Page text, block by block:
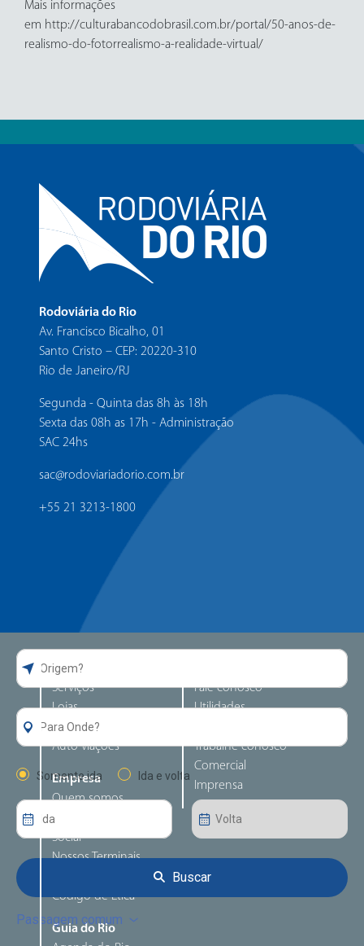
Mais informações
em http://culturabancodobrasil.com.br/portal/50-anos-de-
realismo-do-fotorrealismo-a-realidade-virtual/
Rodoviária do Rio
Av. Francisco Bicalho, 01
Santo Cristo – CEP: 20220-310
Rio de Janeiro/RJ
Segunda - Quinta das 8h às 18h
Sexta das 08h as 17h - Administração
SAC 24hs
sac@rodoviariadorio.com.br
+55 21 3213-1800
Guia da Rodoviária
Serviços
Lojas
Alimentação
Auto viações
Empresa
Quem somos
Responsabilidade
Social
Nossos Terminais
Código de Ética
Guia do Rio
Fale conosco
Utilidades
Trabalhe conosco
Comercial
Imprensa
Somente ida Ida e volta
Buscar
Passagem comum